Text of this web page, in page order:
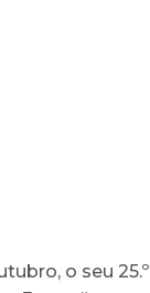
o seu 25.º